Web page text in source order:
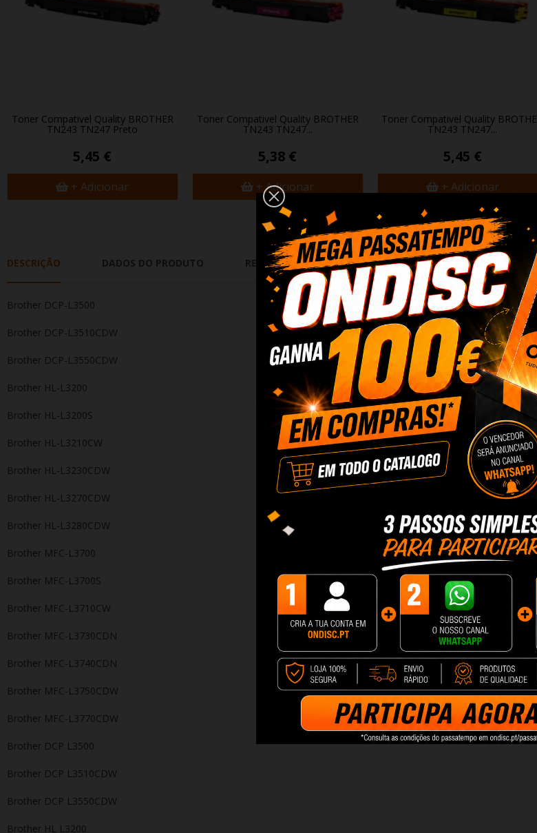
Toner Compativel Quality BROTHER
TN243 TN247 Preto
5,45 €
+ Adicionar
Toner Compativel Quality BROTHER
TN243 TN247...
5,38 €
+ Adicionar
Toner Compativel Quality
TN243 TN247...
5,45 €
+ Adicionar
DESCRIÇÃO DADOS DO PRODUTO REVIEWS
Brother DCP-L3500
Brother DCP-L3510CDW
Brother DCP-L3550CDW
Brother HL-L3200
Brother HL-L3200S
Brother HL-L3210CW
Brother HL-L3230CDW
Brother HL-L3270CDW
Brother HL-L3280CDW
Brother MFC-L3700
Brother MFC-L3700S
Brother MFC-L3710CW
Brother MFC-L3730CDN
Brother MFC-L3740CDN
Brother MFC-L3750CDW
Brother MFC-L3770CDW
Brother DCP L3500
Brother DCP L3510CDW
Brother DCP L3550CDW
Brother HL L3200